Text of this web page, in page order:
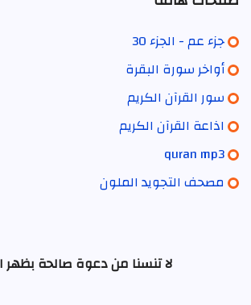
جزء عم - الجزء 30
أواخر سورة البقرة
سور القرآن الكريم
اذاعة القرآن الكريم
quran mp3
مصحف التجويد الملون
لا تنسنا من دعوة صالحة بظهر